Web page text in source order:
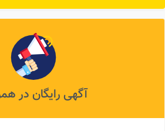
آگهی رایگان در